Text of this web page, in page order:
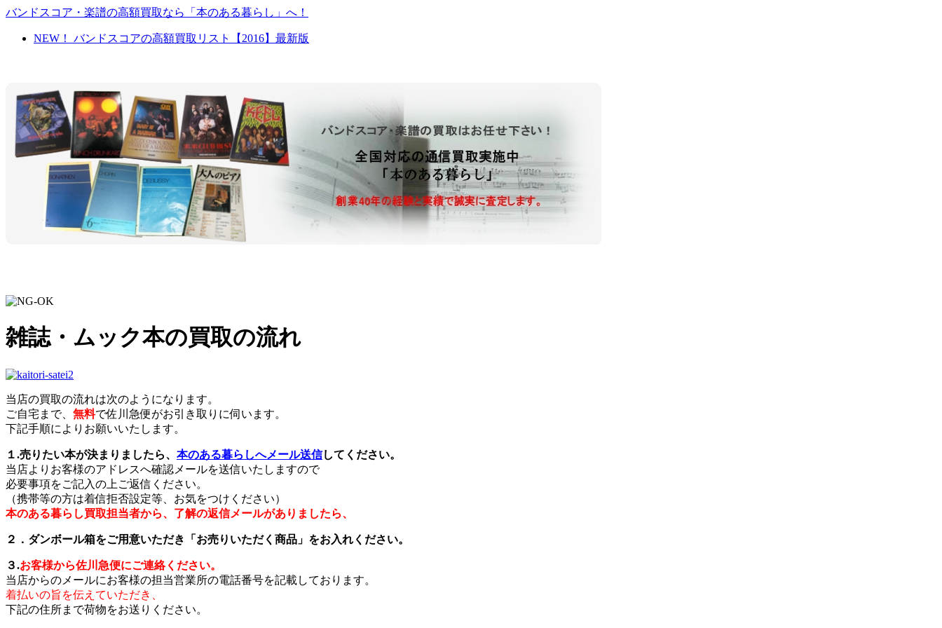
バンドスコア・楽譜の高額買取なら「本のある暮らし」へ！
NEW！ バンドスコアの高額買取リスト【2016】最新版
雑誌・ムック本の買取の流れ
当店の買取の流れは次のようになります。
ご自宅まで、 無料で佐川急便がお引き取りに伺います。
下記手順によりお願いいたします。
１.売りたい本が決まりましたら、 本のある暮らしへメール送信してください。
当店よりお客様のアドレスへ確認メールを送信いたしますので
必要事項をご記入の上ご返信ください。
（携帯等の方は着信拒否設定等、お気をつけください）
本のある暮らし買取担当者から、了解の返信メールがありましたら、
２．ダンボール箱をご用意いただき「お売りいただく商品」をお入れください。
３.お客様から佐川急便にご連絡ください。
当店からのメールにお客様の担当営業所の電話番号を記載しております。
着払いの旨を伝えていただき、
下記の住所まで荷物をお送りください。